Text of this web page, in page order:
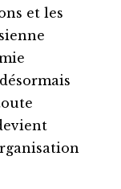
et les